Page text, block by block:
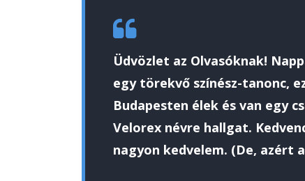
Üdvözlet az Olvasóknak!
egy törekvő színész-tanonc,
Budapesten élek és van egy
Velorex névre hallgat.
nagyon kedvelem. (De, azért